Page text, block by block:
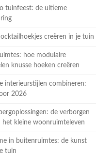
tuinfeest: de ultieme
creëren in je tuin
hoe modulaire
knusse hoeken creëren
interieurstijlen combineren:
2026
de verborgen
het kleine woonruimteleven
in buitenruimtes: de kunst
tuin